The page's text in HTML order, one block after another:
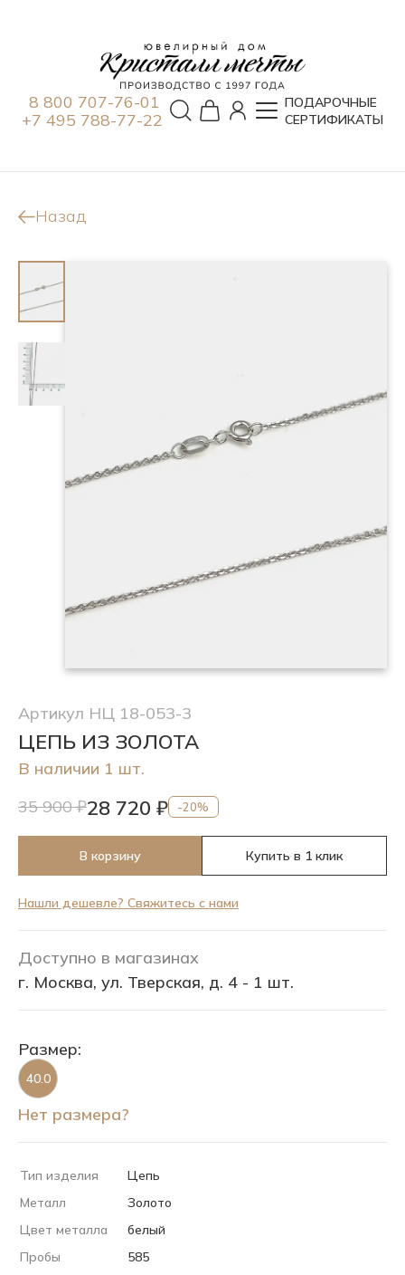
8 800 707-76-01
+7 495 788-77-22
ПОДАРОЧНЫЕ
СЕРТИФИКАТЫ
Назад
Артикул НЦ 18-053-3
ЦЕПЬ ИЗ ЗОЛОТА
В наличии 1 шт.
35 900 ₽28 720 ₽ -20%
В корзину Купить в 1 клик
Нашли дешевле? Свяжитесь с нами
Доступно в магазинах
г. Москва, ул. Тверская, д. 4 - 1 шт.
Размер:
40.0
Нет размера?
Тип изделия
Цепь
Металл
Золото
Цвет металла
белый
Пробы
585